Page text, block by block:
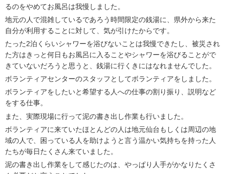
るのをやめてお風呂は我慢しました。
地元の人で混雑しているであろう時間限定の銭湯に、県外から来た
自分が利用することに対して、気が引けたからです。
たった2泊くらいシャワーを浴びないことは我慢できたし、被災され
た方はきっと何日もお風呂に入ることやシャワーを浴びることがで
きていないだろうと思うと、銭湯に行くきにはなれませんでした。
ボランティアセンターのスタッフとしてボランティアをしました。
ボランティアをしたいと希望する人への仕事の割り振り、説明など
をする仕事。
また、実際現場に行って泥の書き出し作業も行いました。
ボランティアに来ていたほとんどの人は地元仙台もしくは周辺の地
域の人で、困っている人を助けようと言う温かい気持ちを持った人
たちが毎日たくさん来ていました。
泥の書き出し作業をして感じたのは、やっぱり人手がかなりたくさ